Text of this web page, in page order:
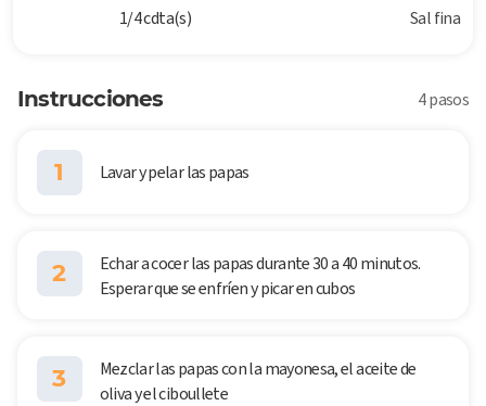
1/4 cdta(s) Sal fina
Instrucciones 4 pasos
1 Lavar y pelar las papas
2
Echar a cocer las papas durante 30 a 40 minutos.
Esperar que se enfríen y picar en cubos
3
Mezclar las papas con la mayonesa, el aceite de
oliva y el ciboullete